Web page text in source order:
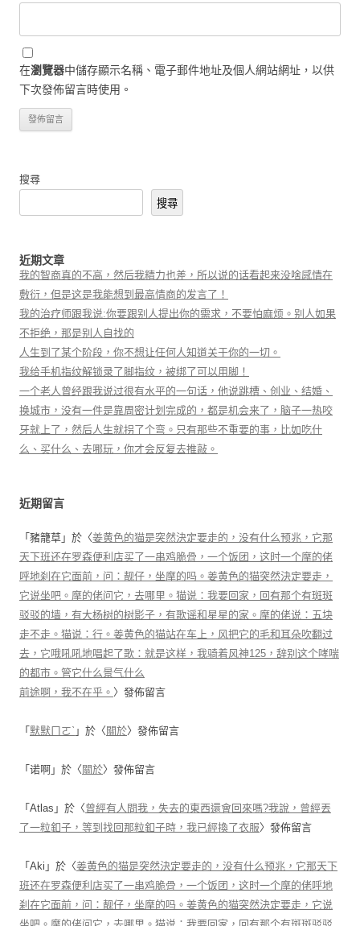
在瀏覽器中儲存顯示名稱、電子郵件地址及個人網站網址，以供
下次發佈留言時使用。
搜尋
搜尋
近期文章
我的智商真的不高，然后我精力也差，所以说的话看起来没啥感情在
敷衍，但是这是我能想到最高情商的发言了！
我的治疗师跟我说:你要跟别人提出你的需求，不要怕麻烦。别人如果
不拒绝，那是别人自找的
人生到了某个阶段，你不想让任何人知道关于你的一切。
我给手机指纹解锁录了脚指纹，被绑了可以用脚！
一个老人曾经跟我说过很有水平的一句话，他说跳槽、创业、结婚、
换城市，没有一件是靠周密计划完成的，都是机会来了，脑子一热咬
牙就上了，然后人生就拐了个弯。只有那些不重要的事，比如吃什
么、买什么、去哪玩，你才会反复去推敲。
近期留言
「 豬籠草 」於〈姜黄色的猫是突然決定要走的，没有什么预兆，它那
天下班还在罗森便利店买了一串鸡脆骨，一个饭团，这时一个摩的佬
呼地刹在它面前，问：靓仔，坐摩的吗。姜黄色的猫突然決定要走，
它说坐吧。摩的佬问它，去哪里。猫说：我要回家，回有那个有斑斑
驳驳的墙，有大杨树的树影子，有歌谣和星星的家。摩的佬说：五块
走不走。猫说：行。姜黄色的猫站在车上，风把它的毛和耳朵吹翻过
去，它哦吼吼地唱起了歌：就是这样，我骑着风神125，辞别这个哮喘
的都市。管它什么景气什么
前途啊，我不在乎。 〉發佈留言
「 默默ㄇㄛˋ 」於〈 關於〉發佈留言
「 诺啊 」於〈 關於〉發佈留言
「 Atlas 」於〈曾經有人問我，失去的東西還會回來嗎?我說，曾經丟
了一粒釦子，等到找回那粒釦子時，我已經換了衣服〉發佈留言
「 Aki 」於〈姜黄色的猫是突然決定要走的，没有什么预兆，它那天下
班还在罗森便利店买了一串鸡脆骨，一个饭团，这时一个摩的佬呼地
刹在它面前，问：靓仔，坐摩的吗。姜黄色的猫突然決定要走，它说